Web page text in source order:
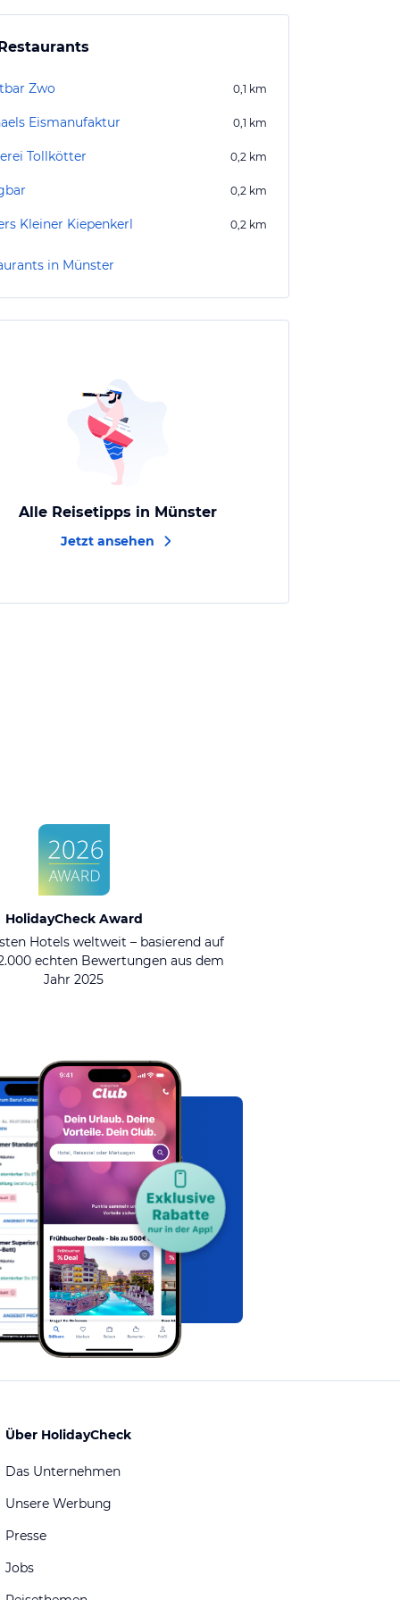
Zwo 0,1 km
Eismanufaktur 0,1 km
Tollkötter 0,2 km
0,2 km
Kleiner Kiepenkerl 0,2 km
in Münster
Alle Reisetipps in Münster
Jetzt ansehen
HolidayCheck Award
Hotels weltweit – basierend auf
echten Bewertungen aus dem
Jahr 2025
Über HolidayCheck
Das Unternehmen
Unsere Werbung
Presse
Jobs